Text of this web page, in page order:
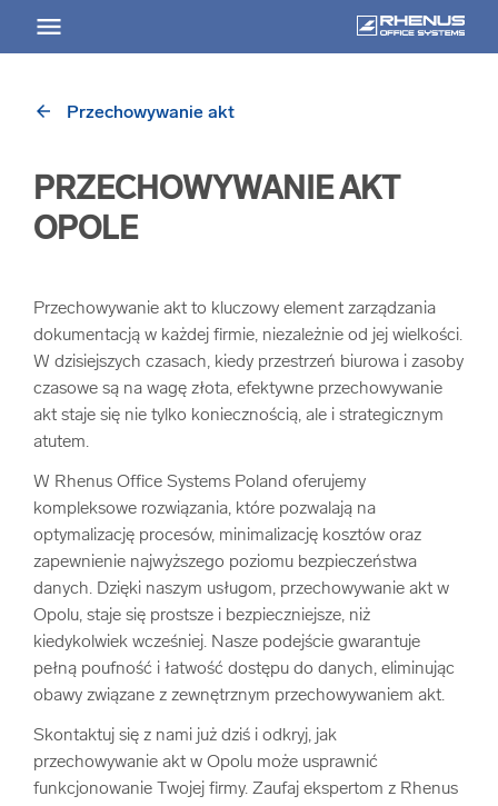
USŁUGI
Niszczenie nośników informacji arrow_forward
Archiwizowanie dokumentów arrow_forward
Usługi digitalizacjyjne arrow_forward
Osuszanie dokumentów arrow_forward
Pozostałe usługi arrow_forward
arrow_back Przechowywanie akt
PRZECHOWYWANIE AKT
OPOLE
Przechowywanie akt to kluczowy element zarządzania
dokumentacją w każdej firmie, niezależnie od jej wielkości.
W dzisiejszych czasach, kiedy przestrzeń biurowa i zasoby
czasowe są na wagę złota, efektywne przechowywanie
akt staje się nie tylko koniecznością, ale i strategicznym
atutem.
W Rhenus Office Systems Poland oferujemy
kompleksowe rozwiązania, które pozwalają na
optymalizację procesów, minimalizację kosztów oraz
zapewnienie najwyższego poziomu bezpieczeństwa
danych. Dzięki naszym usługom, przechowywanie akt w
Opolu, staje się prostsze i bezpieczniejsze, niż
kiedykolwiek wcześniej. Nasze podejście gwarantuje
pełną poufność i łatwość dostępu do danych, eliminując
obawy związane z zewnętrznym przechowywaniem akt.
Skontaktuj się z nami już dziś i odkryj, jak
przechowywanie akt w Opolu może usprawnić
funkcjonowanie Twojej firmy. Zaufaj ekspertom z Rhenus